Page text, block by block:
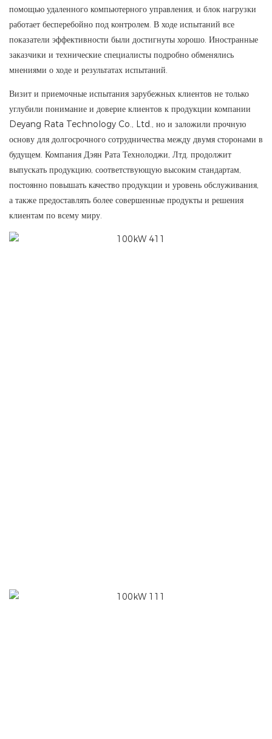
помощью удаленного компьютерного управления, и блок нагрузки
работает бесперебойно под контролем. В ходе испытаний все
показатели эффективности были достигнуты хорошо. Иностранные
заказчики и технические специалисты подробно обменялись
мнениями о ходе и результатах испытаний.
Визит и приемочные испытания зарубежных клиентов не только
углубили понимание и доверие клиентов к продукции компании
Deyang Rata Technology Co., Ltd., но и заложили прочную
основу для долгосрочного сотрудничества между двумя сторонами в
будущем. Компания Дэян Рата Технолоджи, Лтд. продолжит
выпускать продукцию, соответствующую высоким стандартам,
постоянно повышать качество продукции и уровень обслуживания,
а также предоставлять более совершенные продукты и решения
клиентам по всему миру.